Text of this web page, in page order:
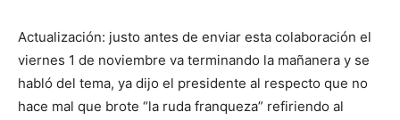
Actualización: justo antes de enviar esta colaboración el
viernes 1 de noviembre va terminando la mañanera y se
habló del tema, ya dijo el presidente al respecto que no
hace mal que brote “la ruda franqueza” refiriendo al